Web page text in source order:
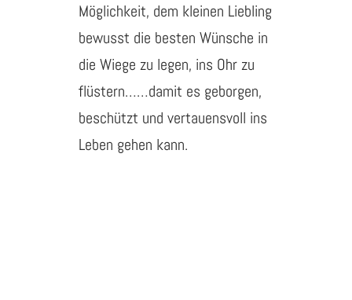
Möglichkeit, dem kleinen Liebling
bewusst die besten Wünsche in
die Wiege zu legen, ins Ohr zu
flüstern……damit es geborgen,
beschützt und vertauensvoll ins
Leben gehen kann.